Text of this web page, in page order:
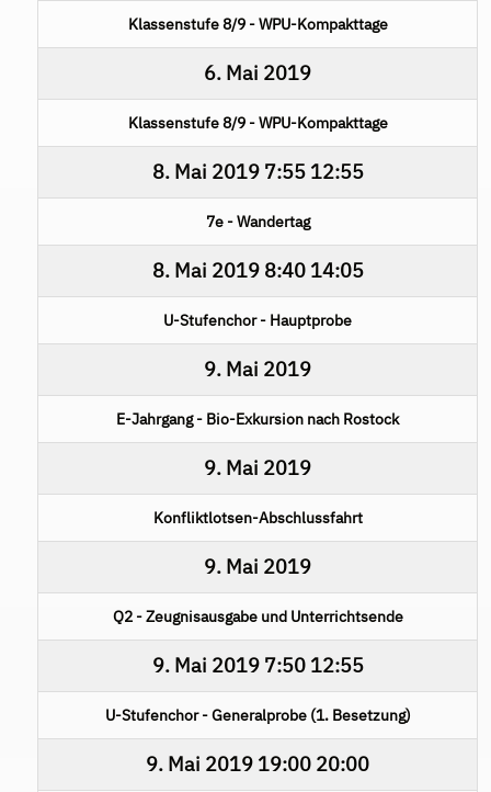
Klassenstufe 8/9 - WPU-Kompakttage
6. Mai 2019
Klassenstufe 8/9 - WPU-Kompakttage
8. Mai 20197:55 12:55
7e - Wandertag
8. Mai 20198:40 14:05
U-Stufenchor - Hauptprobe
9. Mai 2019
E-Jahrgang - Bio-Exkursion nach Rostock
9. Mai 2019
Konfliktlotsen-Abschlussfahrt
9. Mai 2019
Q2 - Zeugnisausgabe und Unterrichtsende
9. Mai 20197:50 12:55
U-Stufenchor - Generalprobe (1. Besetzung)
9. Mai 2019 19:00 20:00